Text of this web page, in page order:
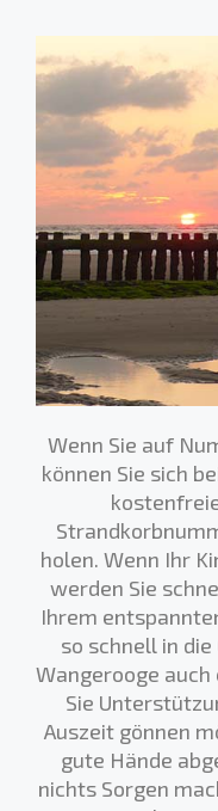
Wenn Sie auf
können Sie sich
holen. Wenn Ihr
werden Sie
Ihrem
so schnell in
Wangerooge
Sie
Auszeit gönnen
gute Hände
nichts Sorgen